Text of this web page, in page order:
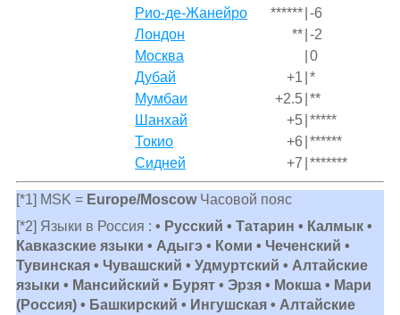
Рио-де-Жанейро
****** -6
Лондон
** -2
Москва
0
Дубай
+1 *
Мумбаи
+2.5 **
Шанхай
+5 *****
Токио
+6 ******
Сидней
+7 *******
[*1] MSK = Europe/MoscowЧасовой пояс
[*2] Языки в Россия : • Русский • Татарин • Калмык •
Кавказские языки • Адыгэ • Коми • Чеченский •
Тувинская • Чувашский • Удмуртский • Алтайские
языки • Мансийский • Бурят • Эрзя • Мокша • Мари
(Россия) • Башкирский • Ингушская • Алтайские